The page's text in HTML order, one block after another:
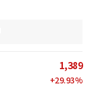
1,389
+29.93%